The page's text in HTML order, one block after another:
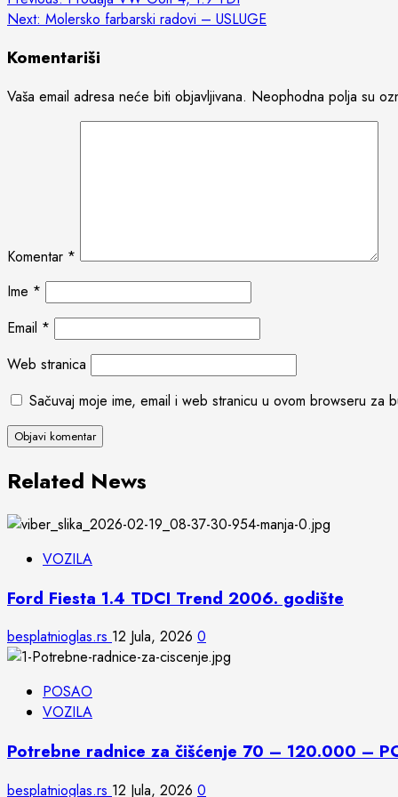
navigation
Next: Molersko farbarski radovi – USLUGE
Komentariši
Vaša email adresa neće biti objavljivana. Neophodna polja su
Komentar *
Ime *
Email *
Web stranica
Sačuvaj moje ime, email i web stranicu u ovom browseru za
Related News
VOZILA
Ford Fiesta 1.4 TDCI Trend 2006. godište
besplatnioglas.rs 12 Jula, 2026 0
POSAO
VOZILA
Potrebne radnice za čišćenje 70 – 120.000 –
besplatnioglas.rs 12 Jula, 2026 0